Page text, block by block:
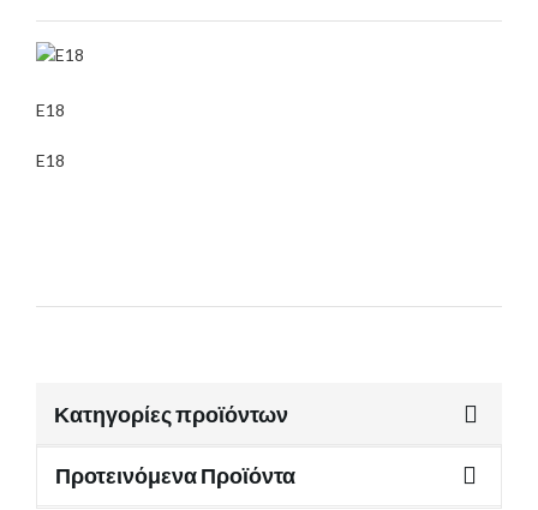
E18
E18
Κατηγορίες προϊόντων
Προτεινόμενα Προϊόντα